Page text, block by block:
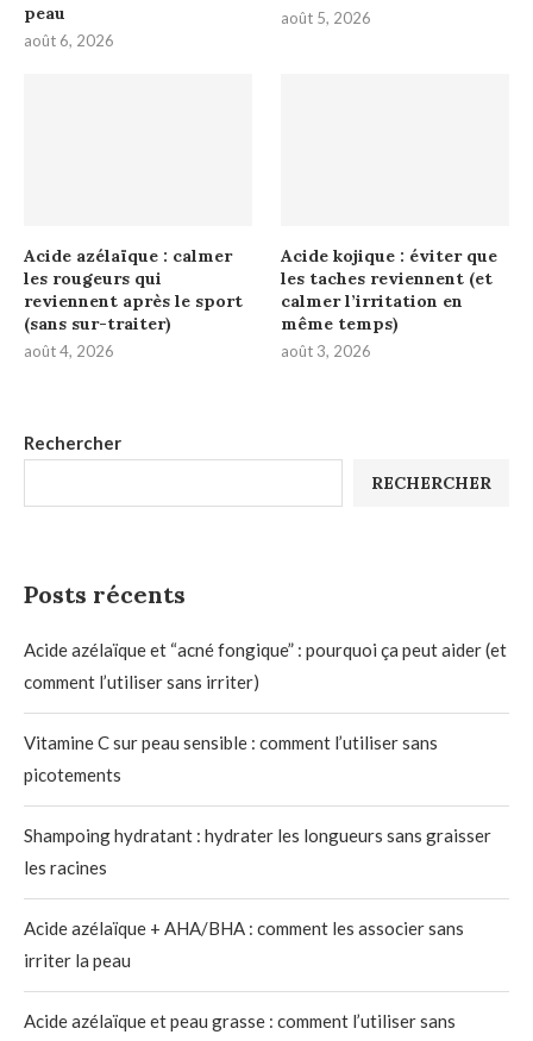
Rechercher
RECHERCHER
Posts récents
Acide azélaïque et “acné fongique” : pourquoi ça peut aider (et
comment l’utiliser sans irriter)
Vitamine C sur peau sensible : comment l’utiliser sans
picotements
Shampoing hydratant : hydrater les longueurs sans graisser
les racines
Acide azélaïque + AHA/BHA : comment les associer sans
irriter la peau
Acide azélaïque et peau grasse : comment l’utiliser sans
peau
août 6, 2026
août 5, 2026
Acide azélaïque : calmer
les rougeurs qui
reviennent après le sport
(sans sur-traiter)
août 4, 2026
Acide kojique : éviter que
les taches reviennent (et
calmer l’irritation en
même temps)
août 3, 2026